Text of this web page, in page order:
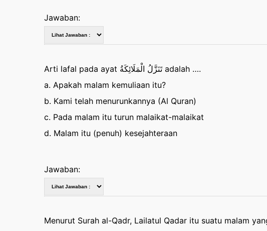
Jawaban:
Arti lafal pada ayat تَنَزَّلُ الْمَلَائِكَةُ adalah ….
a. Apakah malam kemuliaan itu?
b. Kami telah menurunkannya (Al Quran)
c. Pada malam itu turun malaikat-malaikat
d. Malam itu (penuh) kesejahteraan
Jawaban:
Menurut Surah al-Qadr, Lailatul Qadar itu suatu malam